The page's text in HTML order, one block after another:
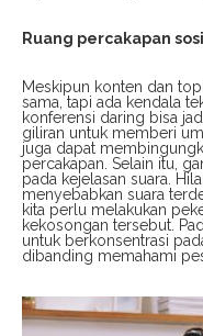
Ruang percakapan
Meskipun konten dan
sama, tapi ada kendala
konferensi daring bisa
giliran untuk memberi
juga dapat
percakapan. Selain itu,
pada kejelasan suara.
menyebabkan suara
kita perlu melakukan
kekosongan tersebut.
untuk berkonsentrasi
dibanding memahami